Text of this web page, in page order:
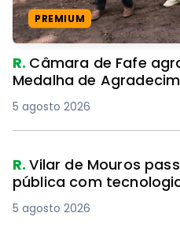
PREMIUM
R. Câmara de Fafe
Medalha de
5 agosto 2026
R.Vilar de Mouros
pública com tecnologia
5 agosto 2026